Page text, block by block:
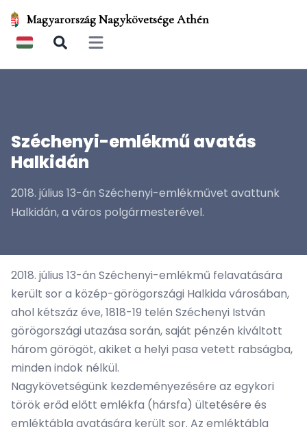
Magyarország Nagykövetsége Athén
Open main menu
Széchenyi-emlékmű avatás
Halkidán
2018. július 13-án Széchenyi-emlékművet avattunk
Halkidán, a város polgármesterével.
2018. július 13-án Széchenyi-emlékmű felavatására
került sora közép-görögországi Halkida városában,
ahol kétszáz éve, 1818-19 telén Széchenyi István
görögországi utazása során, saját pénzén kiváltott
három görögöt, akiket a helyi pasa vetett rabságba,
minden indok nélkül.
Nagykövetségünk kezdeményezésére az egykori
török erőd előtt emlékfa (hársfa) ültetésére és
emléktábla avatására került sor. Az emléktábla